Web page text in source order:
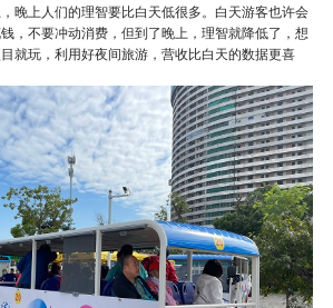
晚上人们的理智要比白天低很多。白天游客也许会
，不要冲动消费，但到了晚上，理智就降低了，想
就玩，利用好夜间旅游，营收比白天的数据更喜